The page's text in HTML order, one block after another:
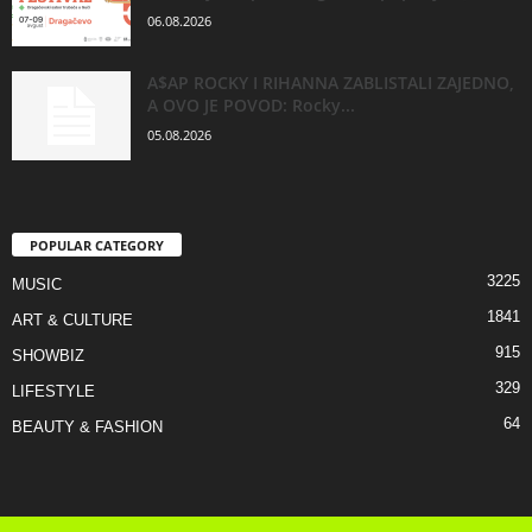
06.08.2026
A$AP ROCKY I RIHANNA ZABLISTALI ZAJEDNO,
A OVO JE POVOD: Rocky...
05.08.2026
POPULAR CATEGORY
MUSIC 3225
ART & CULTURE 1841
SHOWBIZ 915
LIFESTYLE 329
BEAUTY & FASHION 64